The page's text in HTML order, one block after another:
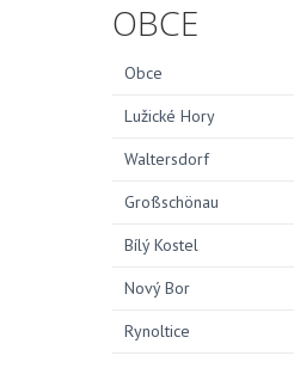
OBCE
Obce
Lužické Hory
Waltersdorf
Großschönau
Bílý Kostel
Nový Bor
Rynoltice